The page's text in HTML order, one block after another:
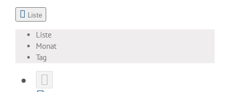
Liste
Liste
Monat
Tag